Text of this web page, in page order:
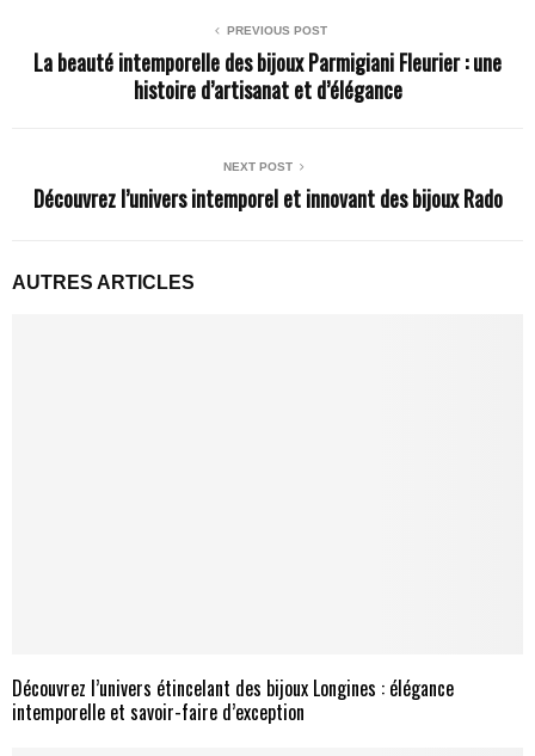
PREVIOUS POST
La beauté intemporelle des bijoux Parmigiani Fleurier : une
histoire d’artisanat et d’élégance
NEXT POST
Découvrez l’univers intemporel et innovant des bijoux Rado
AUTRES ARTICLES
Découvrez l’univers étincelant des bijoux Longines : élégance
intemporelle et savoir-faire d’exception